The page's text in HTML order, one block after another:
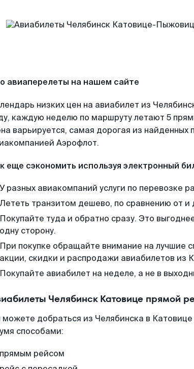
авиаперелеты на нашем сайте
низких цен на авиабилет из
каждую неделю по маршруту летают 5
варьируется, самая дорогая из найденных
Аэрофлот.
еще сэкономить используя электронный
У разных авиакомпаний услуги по перевозке
Лететь транзитом дешево, по сравнению от и
Покупайте туда и обратно сразу. Это
одну сторону.
При покупке обращайте внимание на лучшие
акции, скидки и распродажи авиабилетов из
Покупайте авиабилет на неделе, а не в
Челябинск Катовице прямой
можете добраться из Челябинска в
способами:
прямым рейсом